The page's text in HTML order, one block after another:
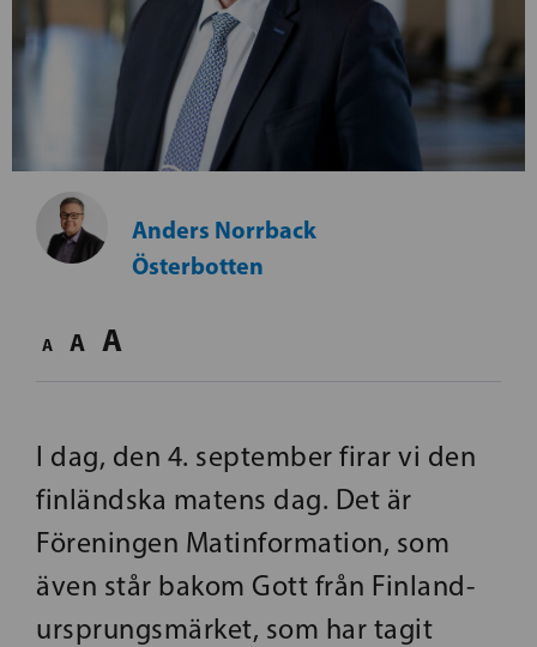
Anders Norrback
Österbotten
A A A
I dag, den 4. september firar vi den
finländska matens dag. Det är
Föreningen Matinformation, som
även står bakom Gott från Finland-
ursprungsmärket, som har tagit